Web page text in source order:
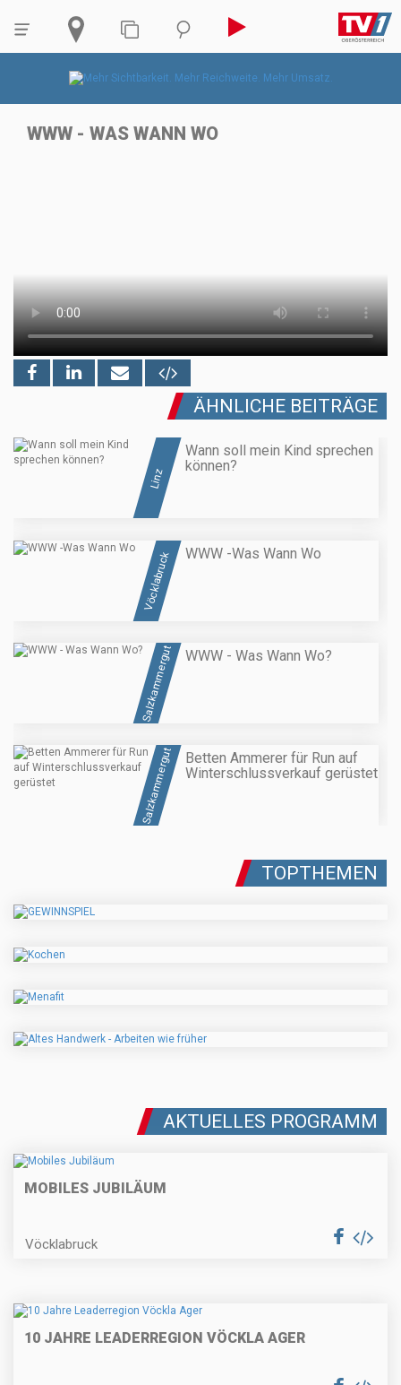
WWW - WAS WANN WO
ÄHNLICHE BEITRÄGE
Linz
Wann soll mein Kind sprechen
können?
Vöcklabruck WWW -Was Wann Wo
Salzkammergut WWW - Was Wann Wo?
Salzkammergut
Betten Ammerer für Run auf
Winterschlussverkauf gerüstet
TOPTHEMEN
AKTUELLES PROGRAMM
MOBILES JUBILÄUM
Vöcklabruck
10 JAHRE LEADERREGION VÖCKLA AGER